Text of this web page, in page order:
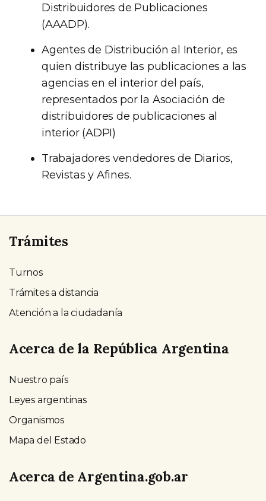
Distribuidores de Publicaciones
(AAADP).
Agentes de Distribución al Interior, es
quien distribuye las publicaciones a las
agencias en el interior del país,
representados por la Asociación de
distribuidores de publicaciones al
interior (ADPI)
Trabajadores vendedores de Diarios,
Revistas y Afines.
Trámites
Turnos
Trámites a distancia
Atención a la ciudadanía
Acerca de la República Argentina
Nuestro país
Leyes argentinas
Organismos
Mapa del Estado
Acerca de Argentina.gob.ar